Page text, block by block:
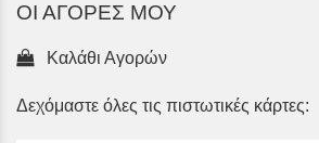
ΟΙ ΑΓΟΡΕΣ ΜΟΥ
Καλάθι Αγορών
Δεχόμαστε όλες τις πιστωτικές κάρτες: